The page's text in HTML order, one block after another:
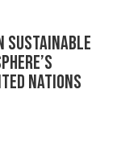
Sustainable
Nations